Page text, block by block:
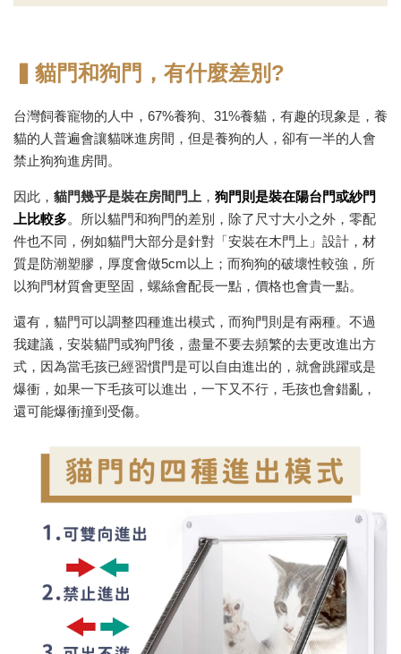
▍貓門和狗門，有什麼差別?
台灣飼養寵物的人中，67%養狗、31%養貓，有趣的現象是，養
貓的人普遍會讓貓咪進房間，但是養狗的人，卻有一半的人會
禁止狗狗進房間。
因此， 貓門幾乎是裝在房間門上 ， 狗門則是裝在陽台門或紗門
上比較多。所以貓門和狗門的差別，除了尺寸大小之外，零配
件也不同，例如貓門大部分是針對「安裝在木門上」設計，材
質是防潮塑膠，厚度會做5cm以上；而狗狗的破壞性較強，所
以狗門材質會更堅固，螺絲會配長一點，價格也會貴一點。
還有，貓門可以調整四種進出模式，而狗門則是有兩種。不過
我建議，安裝貓門或狗門後，盡量不要去頻繁的去更改進出方
式，因為當毛孩已經習慣門是可以自由進出的，就會跳躍或是
爆衝，如果一下毛孩可以進出，一下又不行，毛孩也會錯亂，
還可能爆衝撞到受傷。